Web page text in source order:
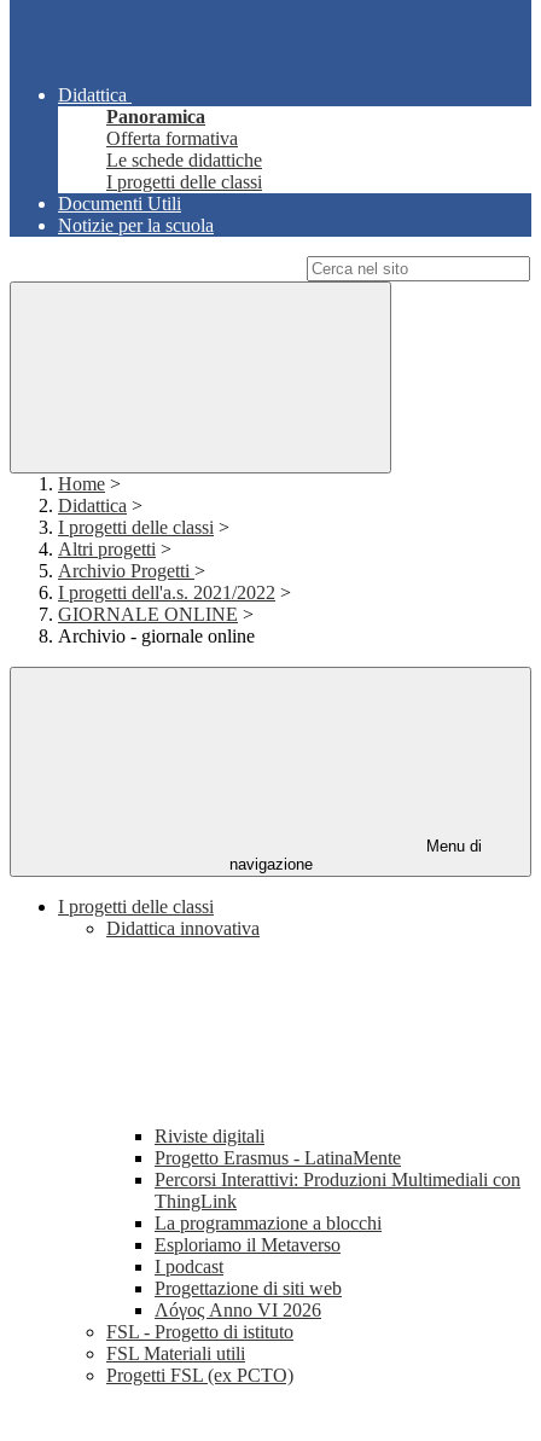
Didattica
Panoramica
Offerta formativa
Le schede didattiche
I progetti delle classi
Documenti Utili
Notizie per la scuola
Home >
Didattica >
I progetti delle classi >
Altri progetti >
Archivio Progetti >
I progetti dell'a.s. 2021/2022 >
GIORNALE ONLINE >
Archivio - giornale online
Menu di
navigazione
I progetti delle classi
Didattica innovativa
Riviste digitali
Progetto Erasmus - LatinaMente
Percorsi Interattivi: Produzioni Multimediali con
ThingLink
La programmazione a blocchi
Esploriamo il Metaverso
I podcast
Progettazione di siti web
Λóγος Anno VI 2026
FSL - Progetto di istituto
FSL Materiali utili
Progetti FSL (ex PCTO)